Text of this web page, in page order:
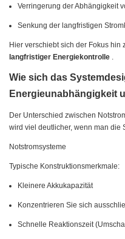
Verringerung der Abhängigkeit
Senkung der langfristigen
Hier verschiebt sich der Fokus hin
langfristiger Energiekontrolle .
Wie sich das
Energieunabhängigkeit
Der Unterschied zwischen
wird viel deutlicher, wenn man die
Notstromsysteme
Typische Konstruktionsmerkmale:
Kleinere Akkukapazität
Konzentrieren Sie sich
Schnelle Reaktionszeit